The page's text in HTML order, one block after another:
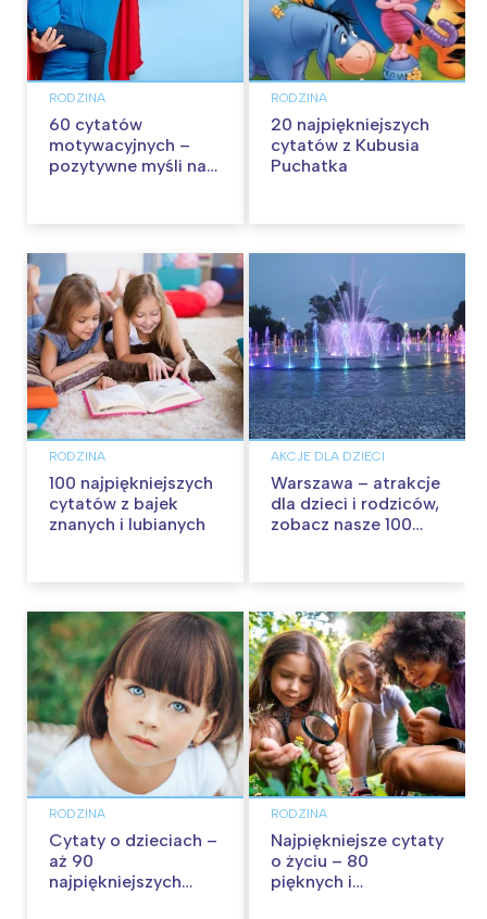
RODZINA
60 cytatów
motywacyjnych –
pozytywne myśli na
RODZINA
20 najpiękniejszych
cytatów z Kubusia
Puchatka
RODZINA
100 najpiękniejszych
cytatów z bajek
znanych i lubianych
AKCJE DLA DZIECI
Warszawa – atrakcje
dla dzieci i rodziców,
zobacz nasze 100
RODZINA
Cytaty o dzieciach –
aż 90
najpiękniejszych
RODZINA
Najpiękniejsze cytaty
o życiu – 80
pięknych i